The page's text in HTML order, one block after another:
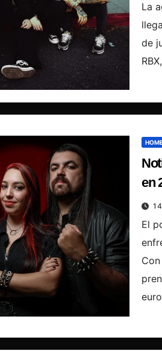
La
de
en
El